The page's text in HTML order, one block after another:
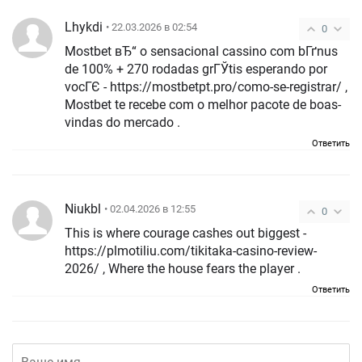
0
Lhykdi • 22.03.2026 в 02:54
Mostbet вЂ“ o sensacional cassino com bГґnus
de 100% + 270 rodadas grГЎtis esperando por
vocГЄ - https://mostbetpt.pro/como-se-registrar/ ,
Mostbet te recebe com o melhor pacote de boas-
vindas do mercado .
Ответить
0
Niukbl • 02.04.2026 в 12:55
This is where courage cashes out biggest -
https://plmotiliu.com/tikitaka-casino-review-
2026/ , Where the house fears the player .
Ответить